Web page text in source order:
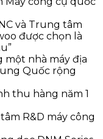
và Trung tâm
được chọn là
một nhà máy địa
Quốc rộng
thu hàng năm 1
R&D máy công